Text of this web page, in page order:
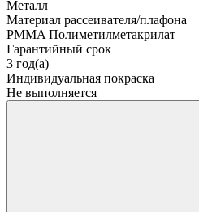
Металл
Материал рассеивателя/плафона
PMMA Полиметилметакрилат
Гарантийный срок
3 год(а)
Индивидуальная покраска
Не выполняется